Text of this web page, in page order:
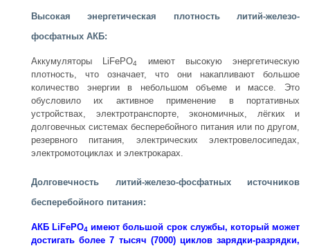
Высокая энергетическая плотность литий-железо-
фосфатных АКБ:
Аккумуляторы LiFePO4
имеют высокую энергетическую
плотность, что означает, что они накапливают большое
количество энергии в небольшом объеме и массе. Это
обусловило их активное применение в портативных
устройствах, электротранспорте, экономичных, лёгких и
долговечных системах бесперебойного питания или по другом,
резервного питания, электрических электровелосипедах,
электромотоциклах и электрокарах.
Долговечность литий-железо-фосфатных источников
бесперебойного питания:
АКБ LiFePO4 имеют большой срок службы, который может
достигать более 7 тысяч (7000) циклов зарядки-разрядки,